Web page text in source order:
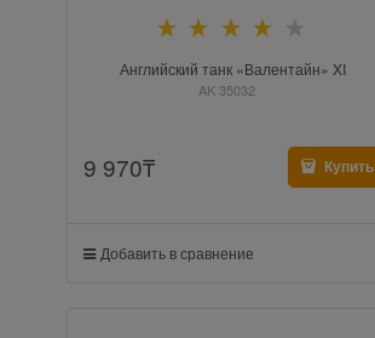
Английский танк «Валентайн» XI
AK 35032
9 970₸ Купить
Добавить в сравнение